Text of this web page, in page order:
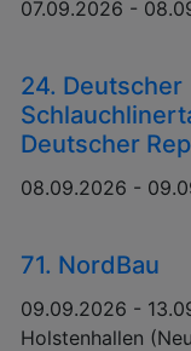
07.09.2026 -
24. Deutscher
Deutscher
08.09.2026 -
71. NordBau
09.09.2026 -
Holstenhallen